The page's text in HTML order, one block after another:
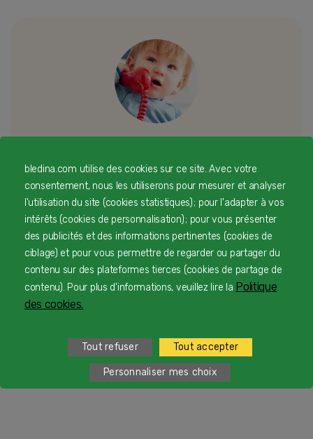
Besoin d’échanger ou d’un conseil
personnalisé
Une équipe d’experts en nutrition infantile rien que
pour vous 24/7 gratuitement
Service et appel gratuits en France hors collectivités
du lundi au vendredi de 9h à 19h et samedi de 9h à 18h
bledina.com utilise des cookies sur ce site. Avec votre
consentement, nous les utiliserons pour mesurer et analyser
l'utilisation du site (cookies statistiques) ; pour l'adapter à vos
intérêts (cookies de personnalisation) ; pour vous présenter
des publicités et des informations pertinentes (cookies de
ciblage) et pour vous permettre de regarder ou partager du
contenu sur des plateformes tierces (cookies de partage de
contenu). Pour plus d'informations, veuillez lire la Politique
des cookies.
Tout refuser Tout accepter
Personnaliser mes choix